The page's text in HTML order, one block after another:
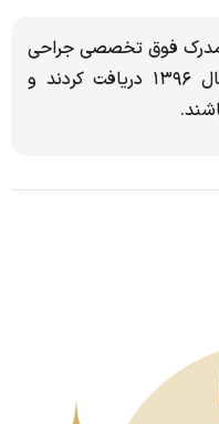
مدرک فوق تخصصی جراحی
پلاستیک و زیبایی را در سال ۱۳۹۶ دریافت کردند و